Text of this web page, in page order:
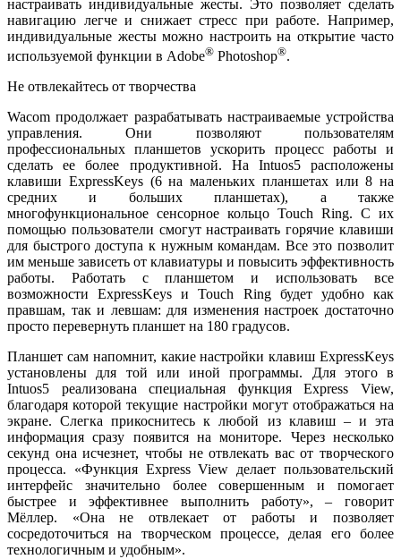
настраивать индивидуальные жесты. Это позволяет сделать
навигацию легче и снижает стресс при работе. Например,
индивидуальные жесты можно настроить на открытие часто
используемой функции в Adobe® Photoshop®.
Не отвлекайтесь от творчества
Wacom продолжает разрабатывать настраиваемые устройства
управления. Они позволяют пользователям
профессиональных планшетов ускорить процесс работы и
сделать ее более продуктивной. На Intuos5 расположены
клавиши ExpressKeys (6 на маленьких планшетах или 8 на
средних и больших планшетах), а также
многофункциональное сенсорное кольцо Touch Ring. С их
помощью пользователи смогут настраивать горячие клавиши
для быстрого доступа к нужным командам. Все это позволит
им меньше зависеть от клавиатуры и повысить эффективность
работы. Работать с планшетом и использовать все
возможности ExpressKeys и Touch Ring будет удобно как
правшам, так и левшам: для изменения настроек достаточно
просто перевернуть планшет на 180 градусов.
Планшет сам напомнит, какие настройки клавиш ExpressKeys
установлены для той или иной программы. Для этого в
Intuos5 реализована специальная функция Express View,
благодаря которой текущие настройки могут отображаться на
экране. Слегка прикоснитесь к любой из клавиш – и эта
информация сразу появится на мониторе. Через несколько
секунд она исчезнет, чтобы не отвлекать вас от творческого
процесса. «Функция Express View делает пользовательский
интерфейс значительно более совершенным и помогает
быстрее и эффективнее выполнить работу», – говорит
Мёллер. «Она не отвлекает от работы и позволяет
сосредоточиться на творческом процессе, делая его более
технологичным и удобным».